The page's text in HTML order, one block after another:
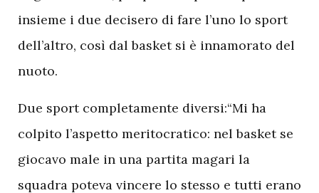
insieme i due decisero di fare l’uno lo sport
dell’altro, così dal basket si è innamorato del
nuoto.
Due sport completamente diversi:“Mi ha
colpito l’aspetto meritocratico: nel basket se
giocavo male in una partita magari la
squadra poteva vincere lo stesso e tutti erano